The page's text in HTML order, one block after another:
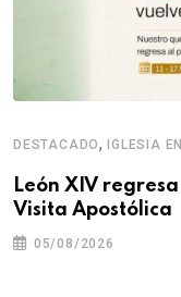
DESTACADO,IGLESIA
León XIV
Visita Apostólica
05/08/2026